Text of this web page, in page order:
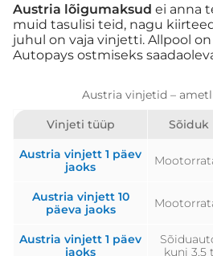
Austria lõigumaksud ei anna
muid tasulisi teid, nagu
juhul on vaja vinjetti. Allpool
Autopays ostmiseks
Austria vinjetid –
Vinjeti tüüp Sõiduk
Austria vinjett 1 päev
jaoks
Austria vinjett 10
päeva jaoks
Austria vinjett 1 päev
jaoks
kuni 3,5 t